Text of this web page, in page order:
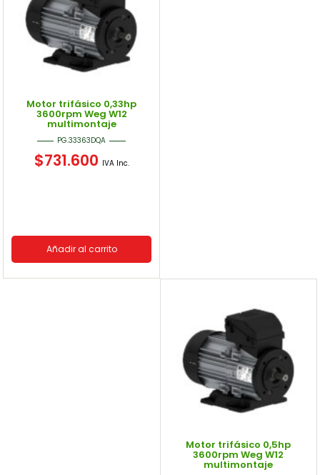
Motor trifásico 0,33hp
3600rpm Weg W12
multimontaje
PG.33363DQA
$731.600 IVA Inc.
Añadir al carrito
Motor trifásico 0,5hp
3600rpm Weg W12
multimontaje